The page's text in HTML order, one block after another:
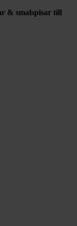
& smalspisar till